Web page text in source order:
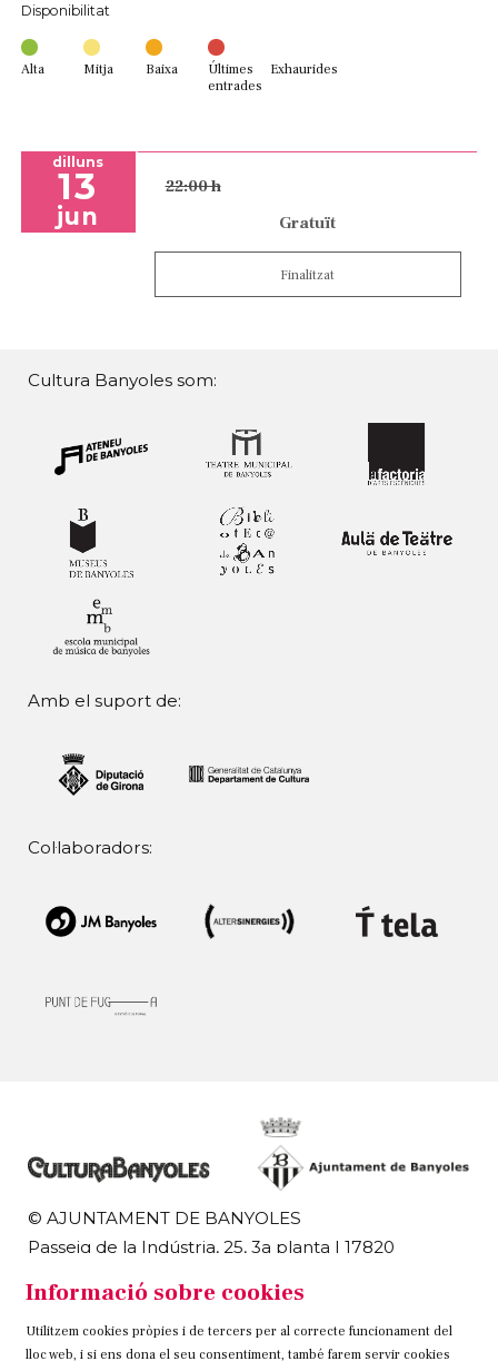
Disponibilitat
Alta Mitja Baixa
Últimes
entrades
Exhaurides
dilluns
13
jun
22:00 h
Gratuït
Finalitzat
Cultura Banyoles som:
Amb el suport de:
Col·laboradors:
© AJUNTAMENT DE BANYOLES
Passeig de la Indústria, 25, 3a planta | 17820
972 58 18 48 | 972 57 00 50
Sitemap Avís Legal Ús de Cookies Contacteu
Informació sobre cookies
Utilitzem cookies pròpies i de tercers per al correcte funcionament del
lloc web, i si ens dona el seu consentiment, també farem servir cookies